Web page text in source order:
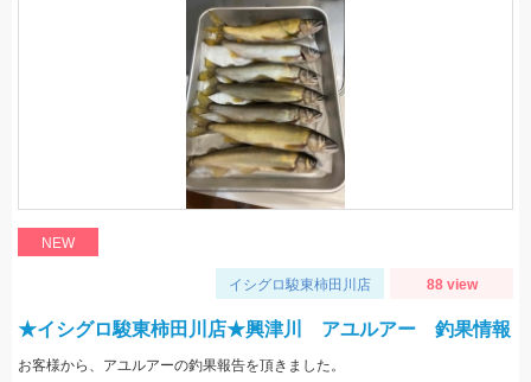
NEW
イシグロ駿東柿田川店 88 view
★イシグロ駿東柿田川店★興津川 アユルアー 釣果情報
お客様から、アユルアーの釣果報告を頂きました。